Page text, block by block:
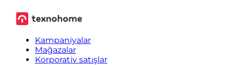
Kampaniyalar
Mağazalar
Korporativ satışlar